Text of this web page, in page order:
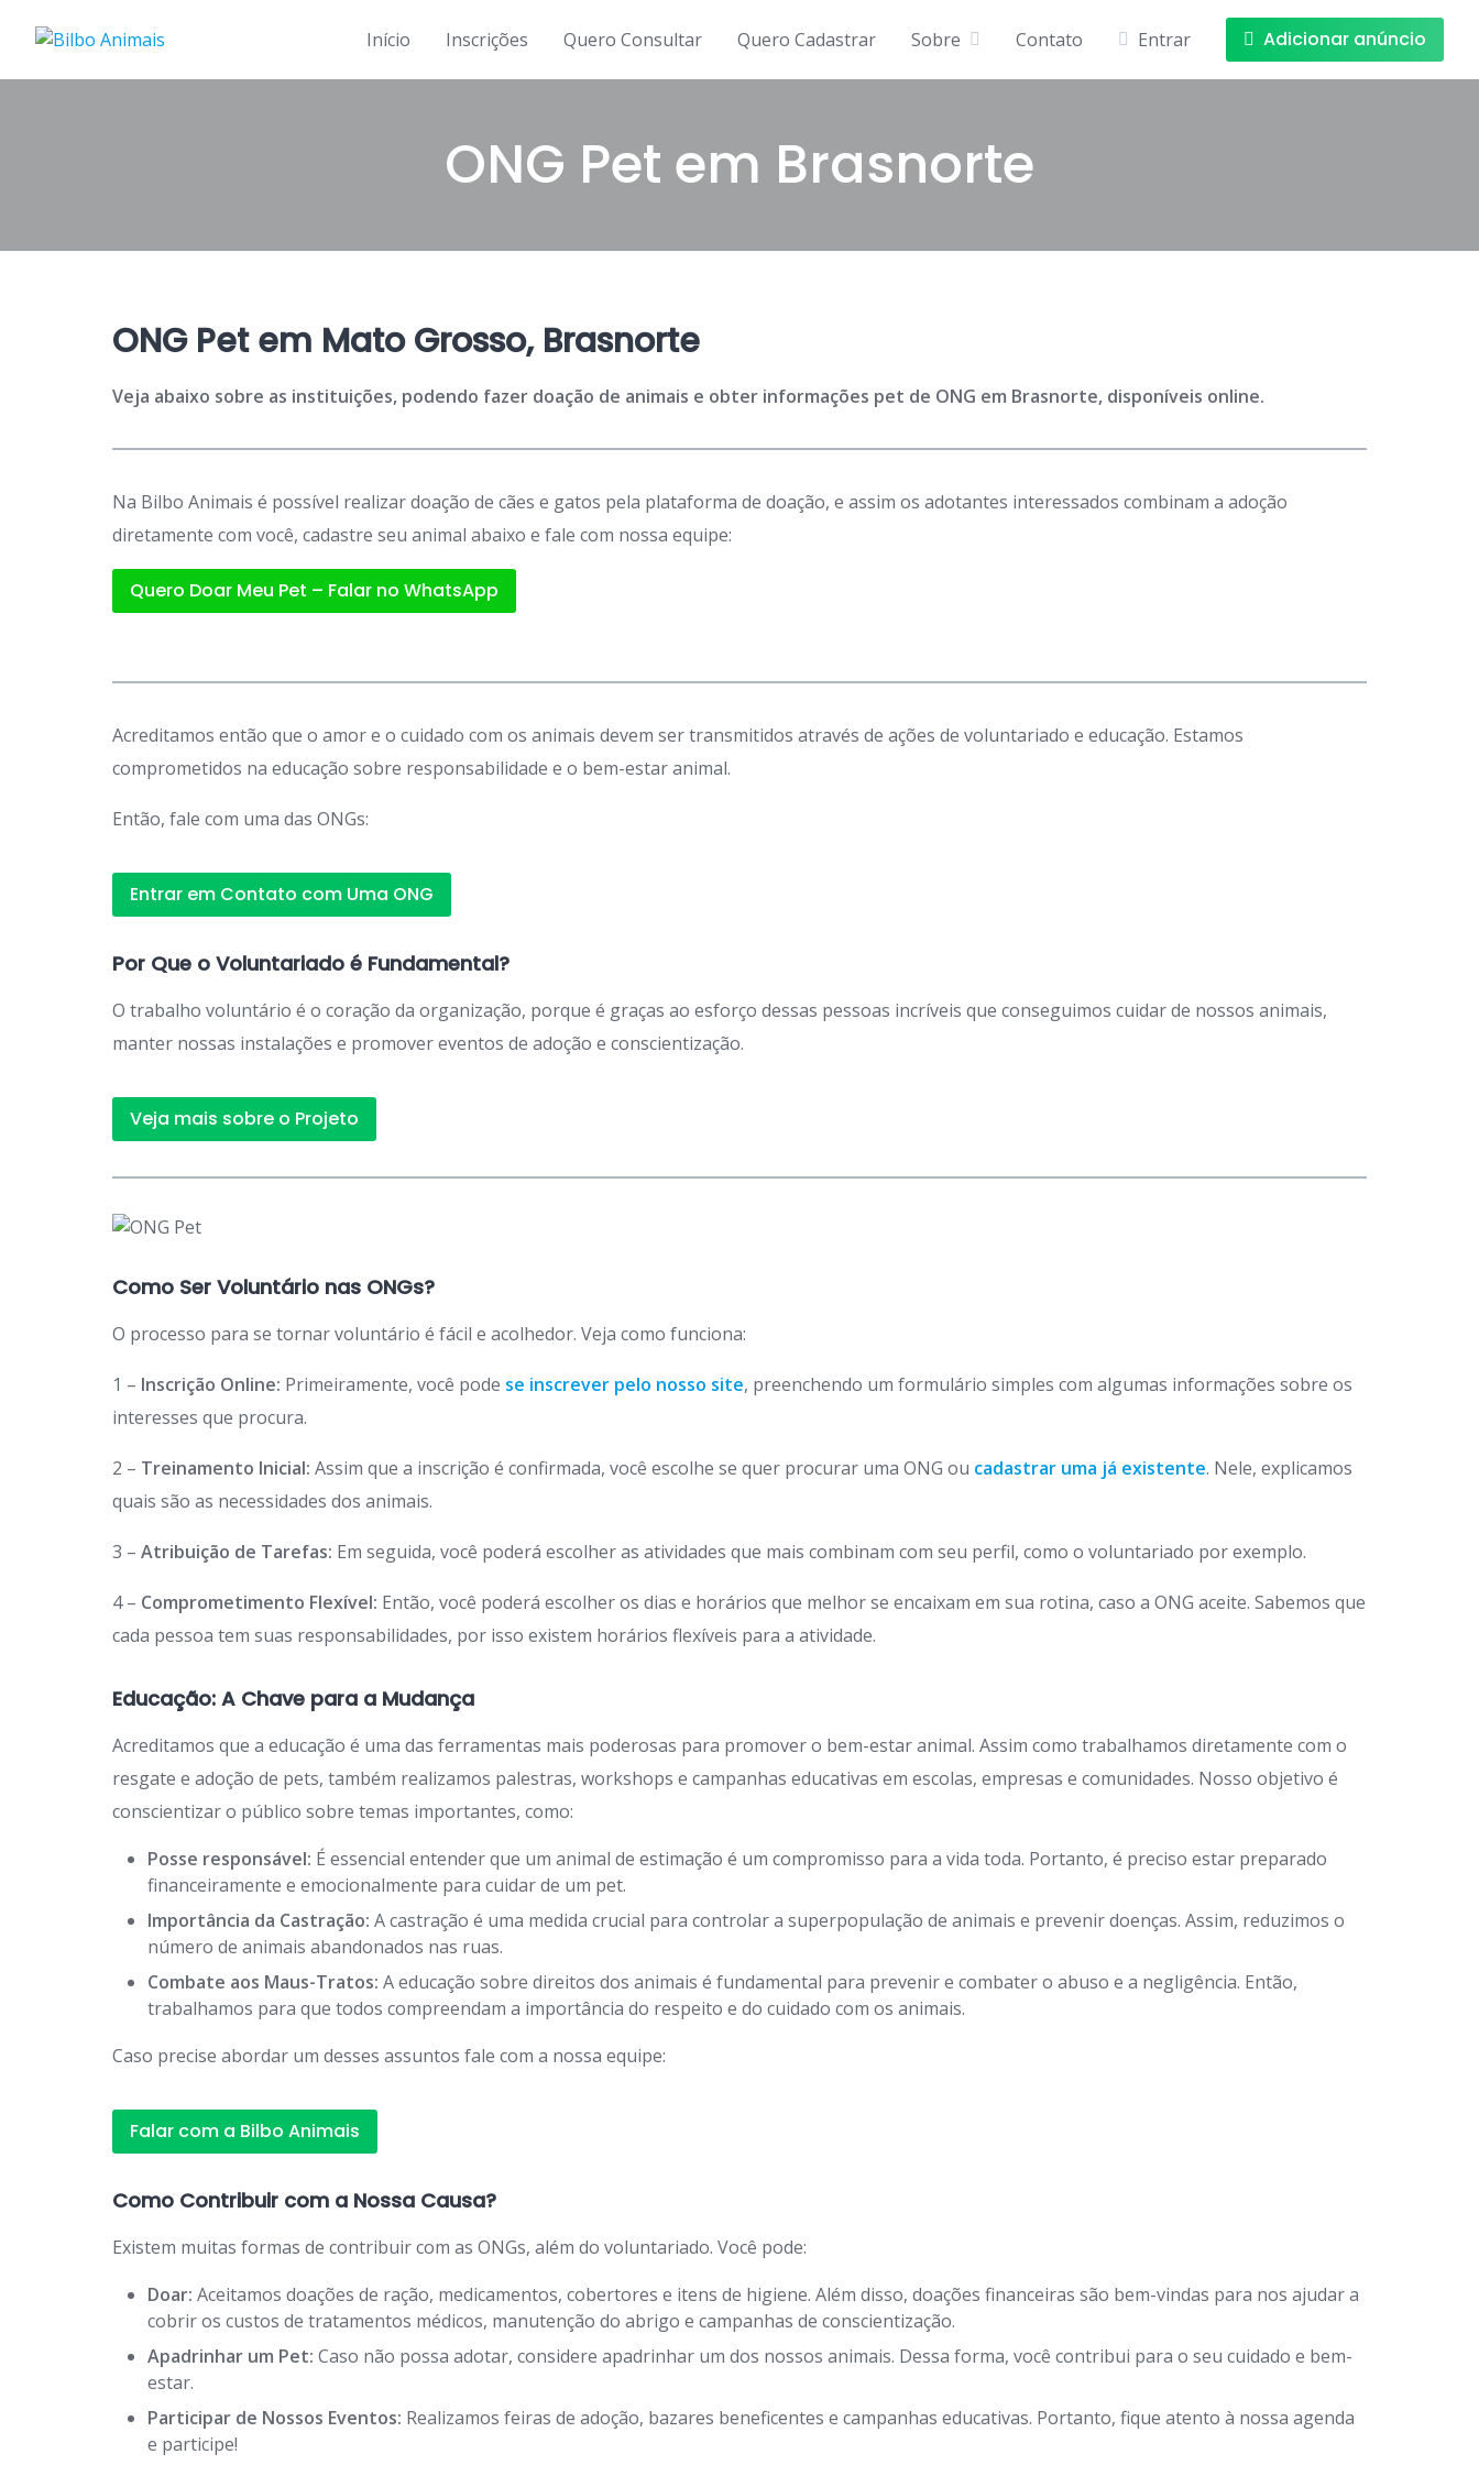
Início Inscrições Quero Consultar Quero Cadastrar Sobre Contato Entrar Adicionar anúncio
ONG Pet em Brasnorte
ONG Pet em Mato Grosso, Brasnorte
Veja abaixo sobre as instituições, podendo fazer doação de animais e obter informações pet de ONG em Brasnorte, disponíveis online.
Na Bilbo Animais é possível realizar doação de cães e gatos pela plataforma de doação, e assim os adotantes interessados combinam a adoção
diretamente com você, cadastre seu animal abaixo e fale com nossa equipe:
Quero Doar Meu Pet – Falar no WhatsApp
Acreditamos então que o amor e o cuidado com os animais devem ser transmitidos através de ações de voluntariado e educação. Estamos
comprometidos na educação sobre responsabilidade e o bem-estar animal.
Então, fale com uma das ONGs:
Entrar em Contato com Uma ONG
Por Que o Voluntariado é Fundamental?
O trabalho voluntário é o coração da organização, porque é graças ao esforço dessas pessoas incríveis que conseguimos cuidar de nossos animais,
manter nossas instalações e promover eventos de adoção e conscientização.
Veja mais sobre o Projeto
Como Ser Voluntário nas ONGs?
O processo para se tornar voluntário é fácil e acolhedor. Veja como funciona:
1 – Inscrição Online: Primeiramente, você pode se inscrever pelo nosso site, preenchendo um formulário simples com algumas informações sobre os
interesses que procura.
2 – Treinamento Inicial: Assim que a inscrição é confirmada, você escolhe se quer procurar uma ONG ou cadastrar uma já existente. Nele, explicamos
quais são as necessidades dos animais.
3 – Atribuição de Tarefas: Em seguida, você poderá escolher as atividades que mais combinam com seu perfil, como o voluntariado por exemplo.
4 – Comprometimento Flexível: Então, você poderá escolher os dias e horários que melhor se encaixam em sua rotina, caso a ONG aceite. Sabemos que
cada pessoa tem suas responsabilidades, por isso existem horários flexíveis para a atividade.
Educação: A Chave para a Mudança
Acreditamos que a educação é uma das ferramentas mais poderosas para promover o bem-estar animal. Assim como trabalhamos diretamente com o
resgate e adoção de pets, também realizamos palestras, workshops e campanhas educativas em escolas, empresas e comunidades. Nosso objetivo é
conscientizar o público sobre temas importantes, como:
Posse responsável: É essencial entender que um animal de estimação é um compromisso para a vida toda. Portanto, é preciso estar preparado
financeiramente e emocionalmente para cuidar de um pet.
Importância da Castração: A castração é uma medida crucial para controlar a superpopulação de animais e prevenir doenças. Assim, reduzimos o
número de animais abandonados nas ruas.
Combate aos Maus-Tratos: A educação sobre direitos dos animais é fundamental para prevenir e combater o abuso e a negligência. Então,
trabalhamos para que todos compreendam a importância do respeito e do cuidado com os animais.
Caso precise abordar um desses assuntos fale com a nossa equipe:
Falar com a Bilbo Animais
Como Contribuir com a Nossa Causa?
Existem muitas formas de contribuir com as ONGs, além do voluntariado. Você pode:
Doar: Aceitamos doações de ração, medicamentos, cobertores e itens de higiene. Além disso, doações financeiras são bem-vindas para nos ajudar a
cobrir os custos de tratamentos médicos, manutenção do abrigo e campanhas de conscientização.
Apadrinhar um Pet: Caso não possa adotar, considere apadrinhar um dos nossos animais. Dessa forma, você contribui para o seu cuidado e bem-
estar.
Participar de Nossos Eventos: Realizamos feiras de adoção, bazares beneficentes e campanhas educativas. Portanto, fique atento à nossa agenda
e participe!